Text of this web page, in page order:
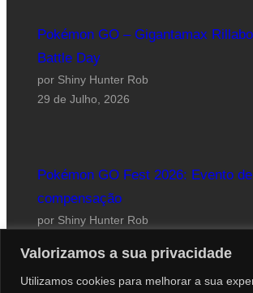
Valorizamos a sua privacidade
Utilizamos cookies para melhorar a sua
Pokémon GO – Gigantamax
Battle Day
por Shiny Hunter Rob
29 de Julho, 2026
Pokémon GO Fest 2026: Evento de
compensação
por Shiny Hunter Rob